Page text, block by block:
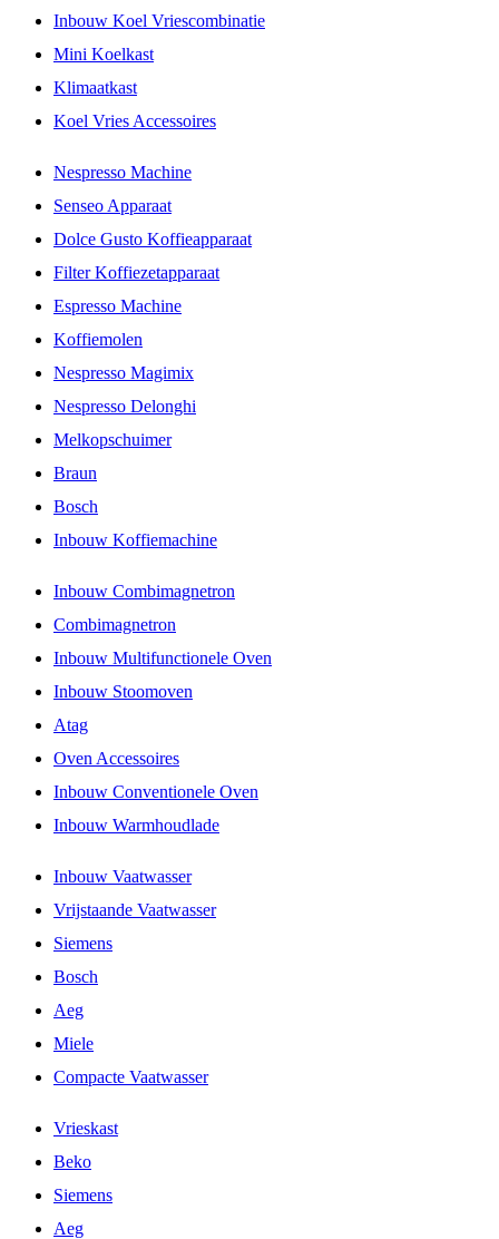
Inbouw Koel Vriescombinatie
Mini Koelkast
Klimaatkast
Koel Vries Accessoires
Nespresso Machine
Senseo Apparaat
Dolce Gusto Koffieapparaat
Filter Koffiezetapparaat
Espresso Machine
Koffiemolen
Nespresso Magimix
Nespresso Delonghi
Melkopschuimer
Braun
Bosch
Inbouw Koffiemachine
Inbouw Combimagnetron
Combimagnetron
Inbouw Multifunctionele Oven
Inbouw Stoomoven
Atag
Oven Accessoires
Inbouw Conventionele Oven
Inbouw Warmhoudlade
Inbouw Vaatwasser
Vrijstaande Vaatwasser
Siemens
Bosch
Aeg
Miele
Compacte Vaatwasser
Vrieskast
Beko
Siemens
Aeg